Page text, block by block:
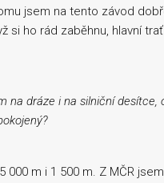
jsem na tento závod
si ho rád zaběhnu, hlavní
na dráze i na silniční desítce,
m i 1 500 m. Z MČR